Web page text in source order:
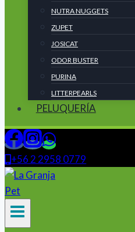
NUTRA NUGGETS
ZUPET
JOSICAT
ODOR BUSTER
PURINA
LITTERPEARLS
PELUQUERÍA
+56 2 2958 0779